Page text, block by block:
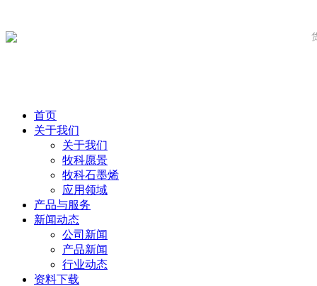
首页
关于我们
关于我们
牧科愿景
牧科石墨烯
应用领域
产品与服务
新闻动态
公司新闻
产品新闻
行业动态
资料下载